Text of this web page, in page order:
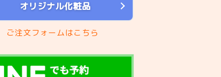
オリジナル化粧品
ご注文フォームはこちら